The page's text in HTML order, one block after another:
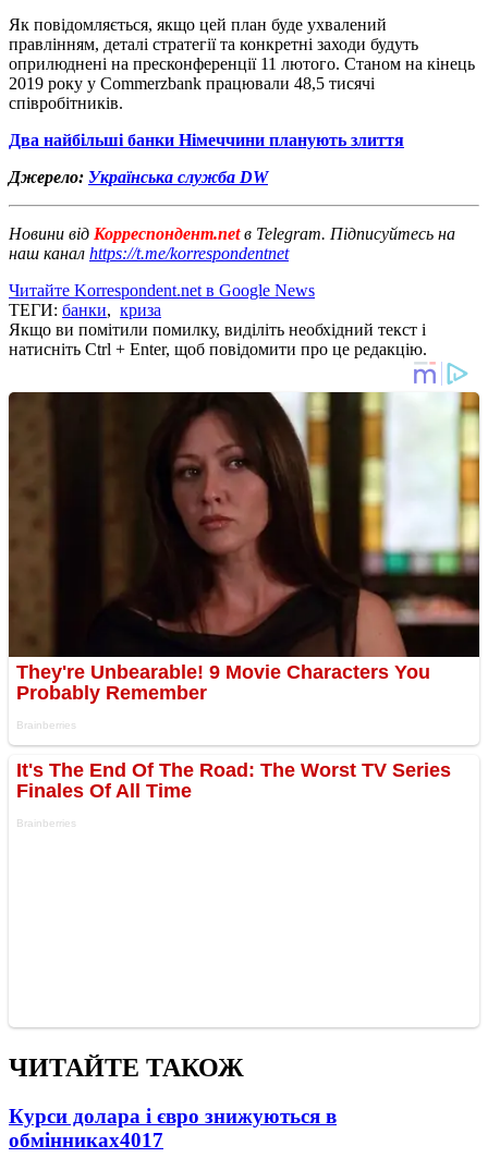
Як повідомляється, якщо цей план буде ухвалений
правлінням, деталі стратегії та конкретні заходи будуть
оприлюднені на пресконференції 11 лютого. Станом на кінець
2019 року у Commerzbank працювали 48,5 тисячі
співробітників.
Два найбільші банки Німеччини планують злиття
Джерело: Українська служба DW
Новини від Корреспондент.netв Telegram. Підписуйтесь на
наш канал https://t.me/korrespondentnet
Читайте Korrespondent.net в Google News
ТЕГИ: банки, криза
Якщо ви помітили помилку, виділіть необхідний текст і
натисніть Ctrl + Enter, щоб повідомити про це редакцію.
ЧИТАЙТЕ ТАКОЖ
Курси долара і євро знижуються в
обмінниках4017